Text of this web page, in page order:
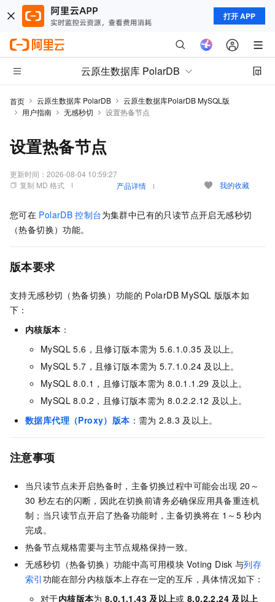
打开 APP
云原生数据库 PolarDB
首页 云原生数据库 PolarDB
云原生数据库PolarDB MySQL版
用户指南
无感秒切 设置热备节点
设置热备节点
更新时间： 2026-08-04 10:59:27
复制 MD 格式
产品详情 我的收藏
您可在 PolarDB 控制台为集群中已有的只读节点开启无感秒切
（热备切换）功能。
版本要求
支持无感秒切（热备切换）功能的 PolarDB MySQL 版版本如
下：
内核版本 ：
MySQL 5.6 ，且修订版本需为 5.6.1.0.35 及以上。
MySQL 5.7 ，且修订版本需为 5.7.1.0.24 及以上。
MySQL 8.0.1 ，且修订版本需为 8.0.1.1.29 及以上。
MySQL 8.0.2 ，且修订版本需为 8.0.2.2.12 及以上。
数据库代理（Proxy）版本：需为 2.8.3 及以上。
注意事项
当只读节点未开启热备时，主备切换过程中可能会出现 20～
30 秒左右的闪断，因此在切换前请务必确保应用具备重连机
制；当只读节点开启了热备功能时，主备切换将在 1～5 秒内
完成。
热备节点规格需要与主节点规格保持一致。
无感秒切（热备切换）功能中高可用模块 Voting Disk 与列存
索引 功能在部分内核版本上存在一定的互斥，具体情况如下：
对于内核版本为 8.0.1.1.43 及以上或 8.0.2.2.24 及以上